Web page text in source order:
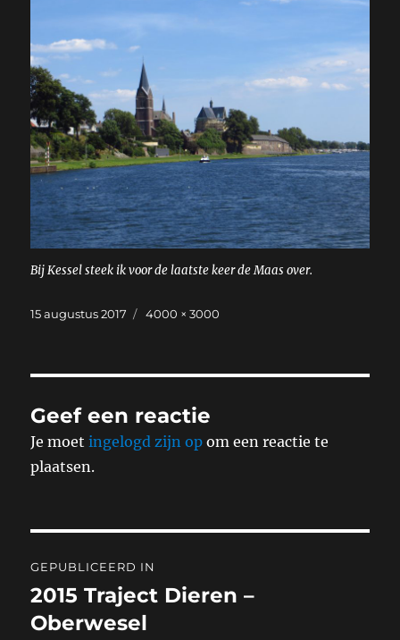
Bij Kessel steek ik voor de laatste keer de Maas over.
Geplaatst
15 augustus 2017
Volledige
4000 × 3000
Geef een reactie
Je moetingelogd zijn op om een reactie te
plaatsen.
navigatie
GEPUBLICEERD IN
2015 Traject Dieren –
Oberwesel